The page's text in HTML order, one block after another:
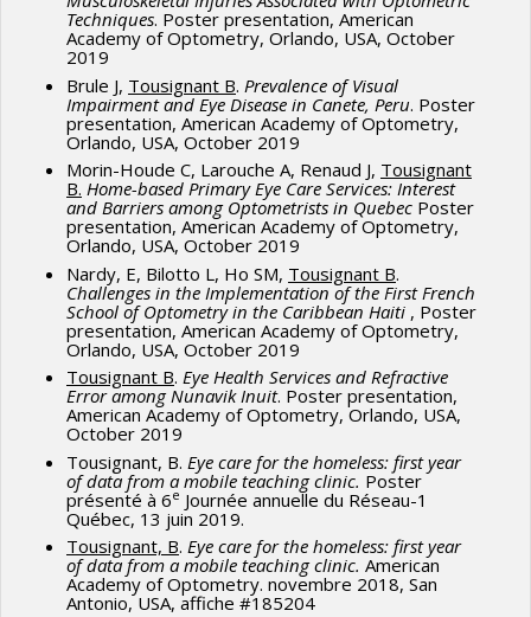
Errors in Sub-Saharan Francophone African Countries.
Opthalmol Res 2022; 5 (1): 48-65
DOI:10.26502/fjor.2644-00240058
Goodman, L., Black, J.,Tousignant, B.,Keay, L., Misra,
S., Woodburn, S., Ramke, J. Primary eye health services
for older adults as a component of universal health
coverage: A scoping review of evidence from high income
countries? A scoping review.The Lancet Regional
Health West Pac. 2022; 00 100560
https://doi.org/10.1016/j.lanwpc.2022.100560
Ramke, J., Evans, J. R., Habtamu, E., Mwangi, N., Silva, J.
C., Swenor, B. K., Congdon, N., Faal, H. B., Foster, A.,
Friedman, D. S., Gichuhi, S., Jonas, J. B., Khaw, P. T.,
Kyari, F., Murthy, G. V. S., Wang, N., Wong, T. Y.,
Wormald, R., Yusufu, M., Taylor, H.,Tousignant B.
Grand Challenges in Global Eye Health study group
(2022). Grand Challenges in global eye health: a global
prioritisation process using Delphi method. The
Lancet. Healthy longevity, 3(1), e31–e41.
https://doi.org/10.1016/S2666-7568(21)00302-0
Techniques. Poster presentation, American
Academy of Optometry, Orlando, USA, October
2019
Brule J, Tousignant B. Prevalence of Visual
Impairment and Eye Disease in Canete, Peru. Poster
presentation, American Academy of Optometry,
Orlando, USA, October 2019
Morin-Houde C, Larouche A, Renaud J, Tousignant
B. Home-based Primary Eye Care Services: Interest
and Barriers among Optometrists in Quebec Poster
presentation, American Academy of Optometry,
Orlando, USA, October 2019
Nardy, E, Bilotto L, Ho SM, Tousignant B.
Challenges in the Implementation of the First French
School of Optometry in the Caribbean Haiti , Poster
presentation, American Academy of Optometry,
Orlando, USA, October 2019
Tousignant B. Eye Health Services and Refractive
Error among Nunavik Inuit. Poster presentation,
American Academy of Optometry, Orlando, USA,
October 2019
Tousignant, B. Eye care for the homeless: first year
of data from a mobile teaching clinic. Poster
présenté à 6e Journée annuelle du Réseau-1
Québec, 13 juin 2019.
Tousignant, B. Eye care for the homeless: first year
of data from a mobile teaching clinic. American
Academy of Optometry. novembre 2018, San
Antonio, USA, affiche #185204